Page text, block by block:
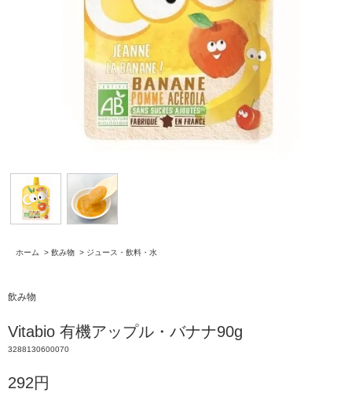
ホーム > 飲み物 > ジュース・飲料・水
飲み物
Vitabio 有機アップル・バナナ90g
3288130600070
292円